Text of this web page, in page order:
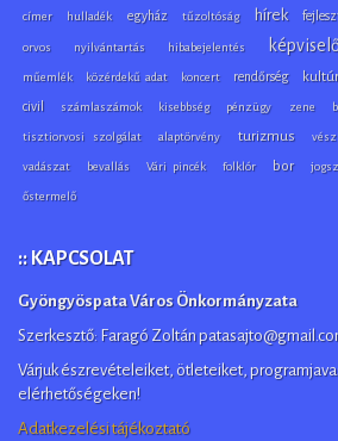
címer hulladék egyház tűzoltóság hírek
orvos nyilvántartás hibabejelentés
műemlék közérdekű adat koncert rendőrség
civil számlaszámok kisebbség pénzügy zene
tisztiorvosi szolgálat alaptörvény turizmus
vadászat bevallás Vári pincék folklór bor
őstermelő
:: KAPCSOLAT
Gyöngyöspata Város Önkormányzata
Szerkesztő: Faragó Zoltán
Várjuk észrevételeiket, ötleteiket,
elérhetőségeken!
Adatkezelési tájékoztató